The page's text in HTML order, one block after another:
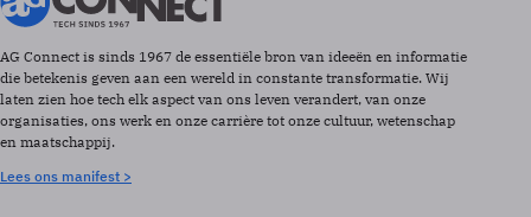
AG Connect is sinds 1967 de essentiële bron van ideeën en informatie
die betekenis geven aan een wereld in constante transformatie. Wij
laten zien hoe tech elk aspect van ons leven verandert, van onze
organisaties, ons werk en onze carrière tot onze cultuur, wetenschap
en maatschappij.
Lees ons manifest >